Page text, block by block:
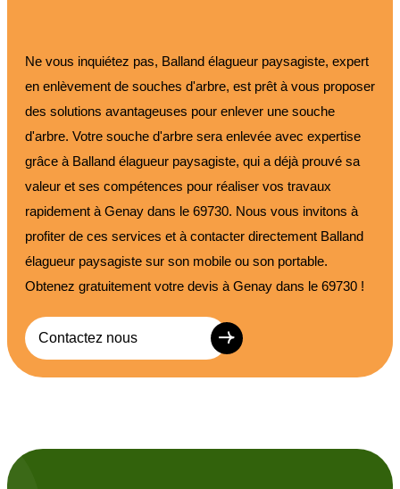
Ne vous inquiétez pas, Balland élagueur paysagiste, expert
en enlèvement de souches d'arbre, est prêt à vous proposer
des solutions avantageuses pour enlever une souche
d'arbre. Votre souche d'arbre sera enlevée avec expertise
grâce à Balland élagueur paysagiste, qui a déjà prouvé sa
valeur et ses compétences pour réaliser vos travaux
rapidement à Genay dans le 69730. Nous vous invitons à
profiter de ces services et à contacter directement Balland
élagueur paysagiste sur son mobile ou son portable.
Obtenez gratuitement votre devis à Genay dans le 69730 !
Contactez nous